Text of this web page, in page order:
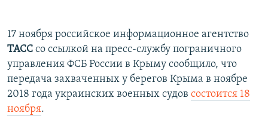
17 ноября российское информационное агентство
ТАСС со ссылкой на пресс-службу пограничного
управления ФСБ России в Крыму сообщило, что
передача захваченных у берегов Крыма в ноябре
2018 года украинских военных судов состоится 18
ноября.